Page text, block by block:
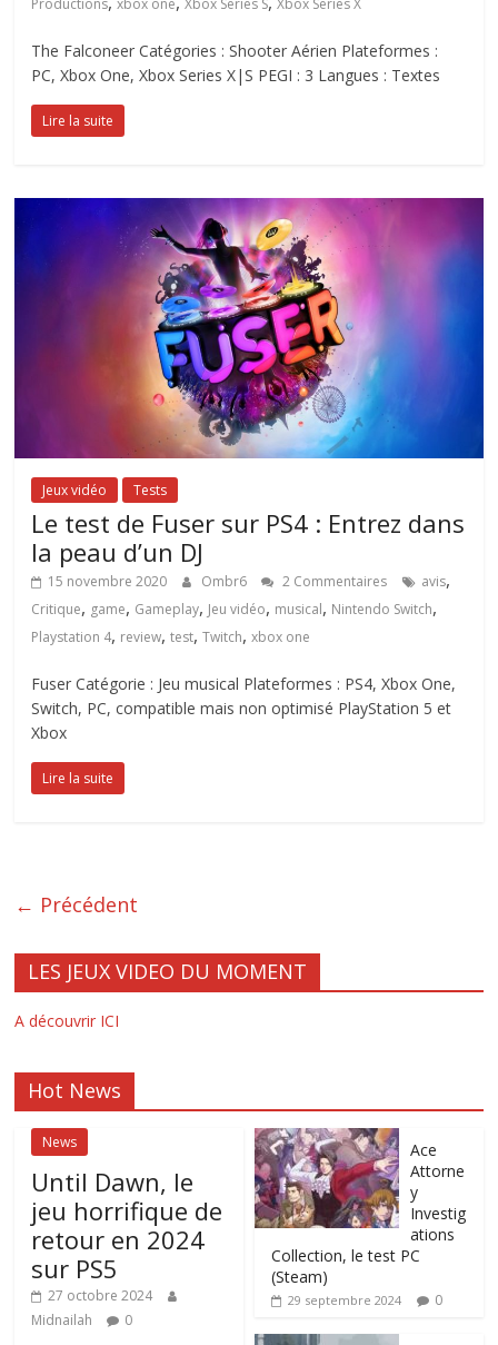
The Falconeer Catégories : Shooter Aérien Plateformes :
PC, Xbox One, Xbox Series X|S PEGI : 3 Langues : Textes
Lire la suite
Jeux vidéo Tests
Le test de Fuser sur PS4 : Entrez dans
la peau d’un DJ
15 novembre 2020 Ombr6 2 Commentaires avis,
Critique, game, Gameplay, Jeu vidéo, musical, Nintendo Switch,
Playstation 4, review,test,Twitch,xbox one
Fuser Catégorie : Jeu musical Plateformes : PS4, Xbox One,
Switch, PC, compatible mais non optimisé PlayStation 5 et
Xbox
Lire la suite
← Précédent
LES JEUX VIDEO DU MOMENT
A découvrir ICI
Hot News
News
Until Dawn, le
jeu horrifique de
retour en 2024
sur PS5
27 octobre 2024
Midnailah
0
Ace
Attorne
y
Investig
ations
Collection, le test PC
(Steam)
29 septembre 2024 0